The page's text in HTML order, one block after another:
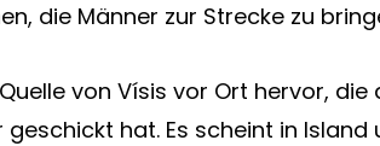
die Männer zur Strecke zu
von Vísis vor Ort hervor, die
hat. Es scheint in